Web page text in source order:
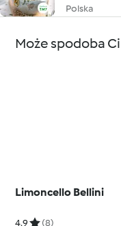
Polska
Może spodoba
Limoncello Bellini
4.9 (8)